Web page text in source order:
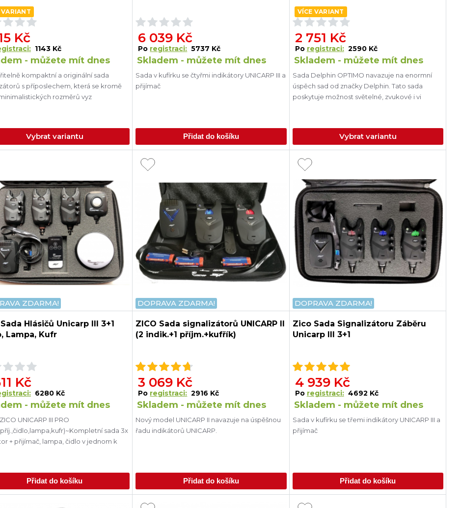
VARIANT
Kč
1143 Kč
- můžete mít dnes
kompaktní a originální sada
s příposlechem, která se kromě
rozměrů vyz
Vybrat variantu
6 039 Kč
Po registraci: 5737 Kč
Skladem - můžete mít dnes
Sada v kufírku se čtyřmi indikátory UNICARP III a
přijímač
Přidat do košíku
VÍCE VARIANT
2 751 Kč
Po registraci: 2590 Kč
Skladem - můžete mít dnes
Sada Delphin OPTIMO navazuje na enormní
úspěch sad od značky Delphin. Tato sada
poskytuje možnost světelné, zvukové i vi
Vybrat variantu
ZDARMA!
Hlásičů Unicarp III 3+1
Lampa, Kufr
Kč
6280 Kč
- můžete mít dnes
UNICARP III PRO
sada 3x
+ přijímač, lampa, čidlo v jednom k
Přidat do košíku
DOPRAVA ZDARMA!
ZICO Sada signalizátorů UNICARP II
(2 indik.+1 příjm.+kufřík)
3 069 Kč
Po registraci: 2916 Kč
Skladem - můžete mít dnes
Nový model UNICARP II navazuje na úspěšnou
řadu indikátorů UNICARP.
Přidat do košíku
DOPRAVA ZDARMA!
Zico Sada Signalizátoru Záběru
Unicarp III 3+1
4 939 Kč
Po registraci: 4692 Kč
Skladem - můžete mít dnes
Sada v kufírku se třemi indikátory UNICARP III a
přijímač
Přidat do košíku